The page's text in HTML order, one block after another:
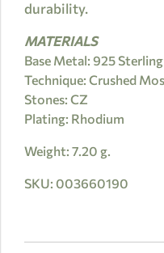
durability.
MATERIALS
Base Metal: 925
Technique: Crushed
Stones: CZ
Plating: Rhodium
Weight: 7.20 g.
SKU: 003660190